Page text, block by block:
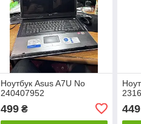
Ноутбук Asus A7U No
240407952
499₴ 449